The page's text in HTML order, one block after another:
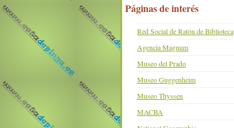
Páginas de interés
Red Social de Ratón de Biblioteca
Agencia Magnum
Museo del Prado
Museo Guggenheim
Museo Thyssen
MACBA